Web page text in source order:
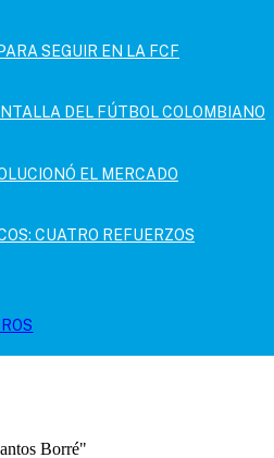
SEGUIR EN LA FCF
DEL FÚTBOL COLOMBIANO
EL MERCADO
CUATRO REFUERZOS
Borré"